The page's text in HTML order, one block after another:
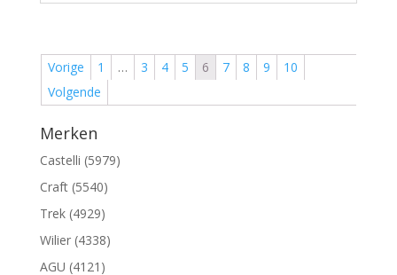
Vorige 1 … 3 4 5 6 7 8 9
10
Volgende
Merken
Castelli (5979)
Craft (5540)
Trek (4929)
Wilier (4338)
AGU (4121)